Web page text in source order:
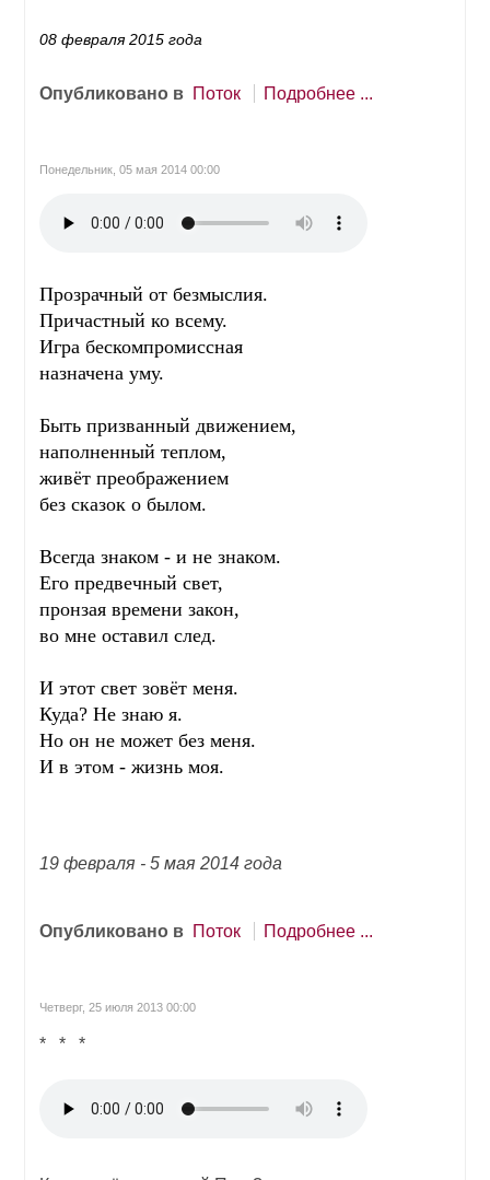
08 февраля 2015 года
Опубликовано в Поток Подробнее ...
Понедельник, 05 мая 2014 00:00
Прозрачный от безмыслия.
Причастный ко всему.
Игра бескомпромиссная
назначена уму.
Быть призванный движением,
наполненный теплом,
живёт преображением
без сказок о былом.
Всегда знаком - и не знаком.
Его предвечный свет,
пронзая времени закон,
во мне оставил след.
И этот свет зовёт меня.
Куда? Не знаю я.
Но он не может без меня.
И в этом - жизнь моя.
19 февраля - 5 мая 2014 года
Опубликовано в Поток Подробнее ...
Четверг, 25 июля 2013 00:00
* * *